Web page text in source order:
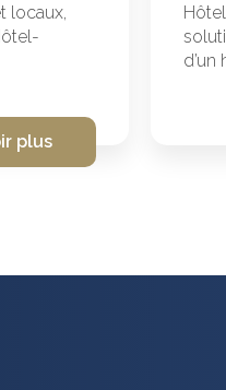
locaux,
plus
d’un